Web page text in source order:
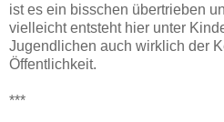
ist es ein bisschen übertrieben
vielleicht entsteht hier unter
Jugendlichen auch wirklich der
Öffentlichkeit.
***